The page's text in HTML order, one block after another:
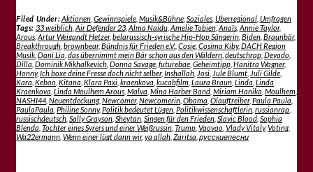
Filed Under:Aktionen, Gewinnspiele, Musik&Bühne, Soziales, Überregional, Umfragen
Tags: 33 weiblich, Air Defender 23, Alma Naidu, Amelie Tobien, Anaïs, Annie Taylor,
Arous Artur Weigandt Hetzer, belarussisch-syrische Hip-Hop Sängerin Biden Braunbär,
Breakthrough brownbear, Bündnis für Frieden e.V. Cosie Cosima Kiby,DACH Region
Musik Dani Lia das übernimmt mein Bär schon aus den Wäldern deutschrap Devado
Dilla Dominik Mikhalkevich Donna Savage futurebae Geheimtipp Hanitra Wagner,
Honny, Ich boxe deine Fresse doch nicht selber, Inshallah Josi Jule Blumt Juli Gilde
Kara Keboo Kitana Klara Paxi kraenkova kucabfilm Laura Braun Linda Linda
Kraenkova Linda Moulhem Arous Malva Mina Harber Band Miriam Hanika Moulhem
NASHI44, Neuentdeckung, Newcomer, Newcomerin Obama Ölauftreiber, Paula Paula
PaulaPaula Philine Sonny, Politik bedeutet Lügen Politikwissenschaftlerin russianrap
russischdeutsch Sally Grayson Sheytan Singen für den Frieden Slavic Blood Sophia
Blenda Tochter eines Syrers und einer Weißrussin Trump Vaovao Vlady Vitaly,Voting,
Wa22ermann Wenn einer lügt dann wir, ya allah Zaritsa русскиепесни